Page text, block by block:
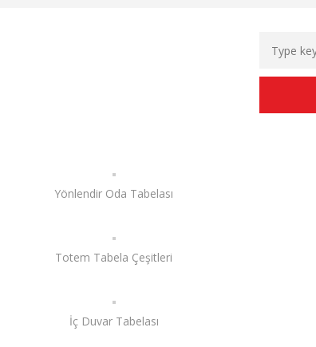
Yönlendir Oda Tabelası
Totem Tabela Çeşitleri
İç Duvar Tabelası